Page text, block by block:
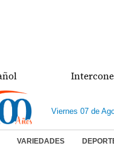
Interconexión
Viernes 07 de
VARIEDADES